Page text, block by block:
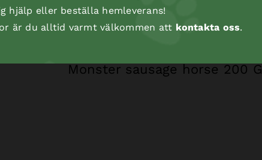
Monster sausage horse 200 G
hjälp eller beställa hemleverans!
är du alltid varmt välkommen att kontakta oss.